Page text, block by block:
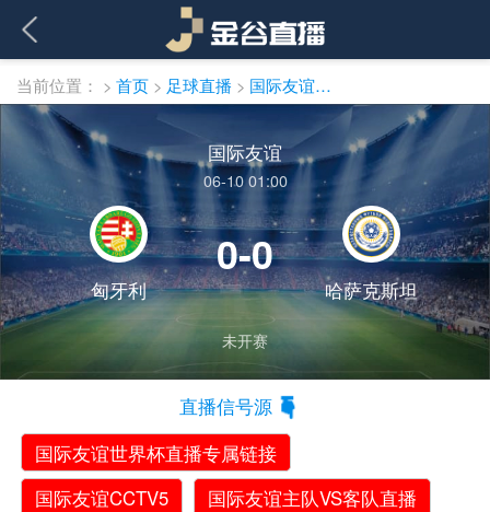
当前位置： > 首页 > 足球直播 > 国际友谊直播
国际友谊
06-10 01:00
匈牙利
0-0
哈萨克斯坦
未开赛
直播信号源
国际友谊世界杯直播专属链接
国际友谊CCTV5
国际友谊主队VS客队直播